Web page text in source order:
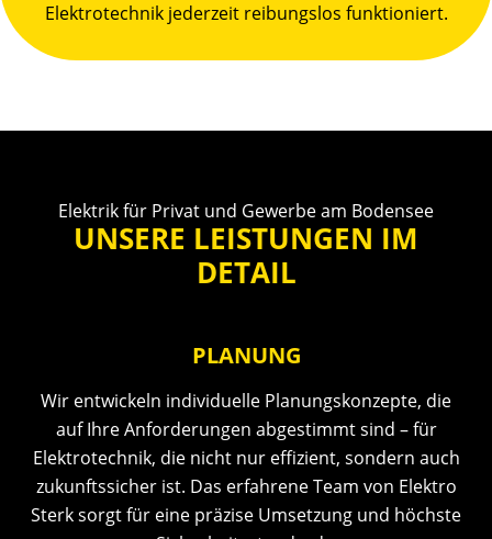
Elektrotechnik jederzeit reibungslos funktioniert.
Elektrik für Privat und Gewerbe am Bodensee
UNSERE LEISTUNGEN IM
DETAIL
PLANUNG
Wir entwickeln individuelle Planungskonzepte, die
auf Ihre Anforderungen abgestimmt sind – für
Elektrotechnik, die nicht nur effizient, sondern auch
zukunftssicher ist. Das erfahrene Team von Elektro
Sterk sorgt für eine präzise Umsetzung und höchste